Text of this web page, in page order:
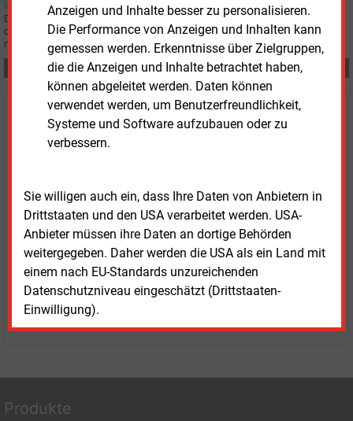
Anzeigen und Inhalte besser zu personalisieren.
Die Performance von Anzeigen und Inhalten kann
gemessen werden. Erkenntnisse über Zielgruppen,
die die Anzeigen und Inhalte betrachtet haben,
können abgeleitet werden. Daten können
verwendet werden, um Benutzerfreundlichkeit,
Systeme und Software aufzubauen oder zu
verbessern.
Sie willigen auch ein, dass Ihre Daten von Anbietern in
Drittstaaten und den USA verarbeitet werden. USA-
Anbieter müssen ihre Daten an dortige Behörden
weitergegeben. Daher werden die USA als ein Land mit
einem nach EU-Standards unzureichenden
Datenschutzniveau eingeschätzt (Drittstaaten-
Einwilligung).
Den CO2-Fußabdruck eines Produktes unternehmensübergreifend entlang
der gesamten Wertschöpfungskette zu bestimmen, ist herausfordernd. Ein
neuer Leitfaden soll helfen.
Teilen:
Haben Sie Interesse an Content oder
Mehrfachzugängen für Ihr Unternehmen?
E&M-Inhalten oder den verschiedenen Abonnement-
Paketen haben.
Das E&M-Vertriebsteam freut sich unter Tel. 08152 / 93
11-77 oder untervertrieb@energie-und-management.de
über Ihre Anfrage.
WEITERE INFORMATIONEN
Produkte